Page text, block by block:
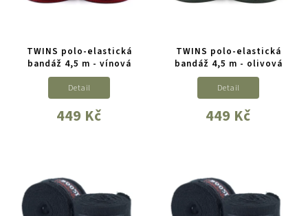
TWINS polo-elastická
bandáž 4,5 m - vínová
449 Kč
Detail
TWINS polo-elastická
bandáž 4,5 m - olivová
449 Kč
Detail